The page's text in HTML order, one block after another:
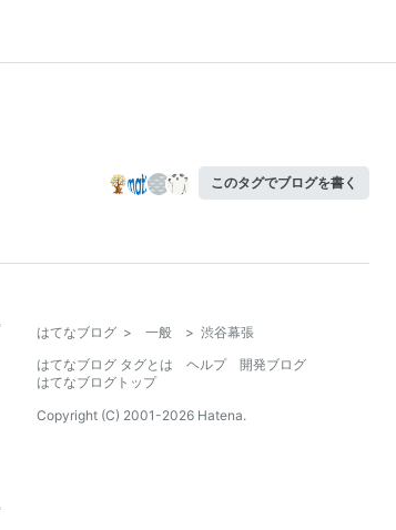
このタグでブログを書く
はてなブログ > 一般 > 渋谷幕張
はてなブログ タグとは
ヘルプ
開発ブログ
はてなブログトップ
Copyright (C) 2001-2026 Hatena.